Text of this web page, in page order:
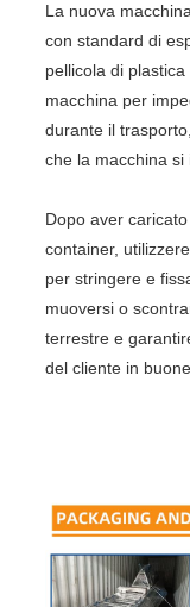
La nuova
con standard di
pellicola di
macchina per
durante il
che la macchina si
Dopo aver
container,
per stringere e
muoversi o
terrestre e
del cliente in